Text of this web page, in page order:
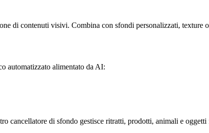
di contenuti visivi. Combina con sfondi personalizzati, texture
automatizzato alimentato da AI:
cancellatore di sfondo gestisce ritratti, prodotti, animali e